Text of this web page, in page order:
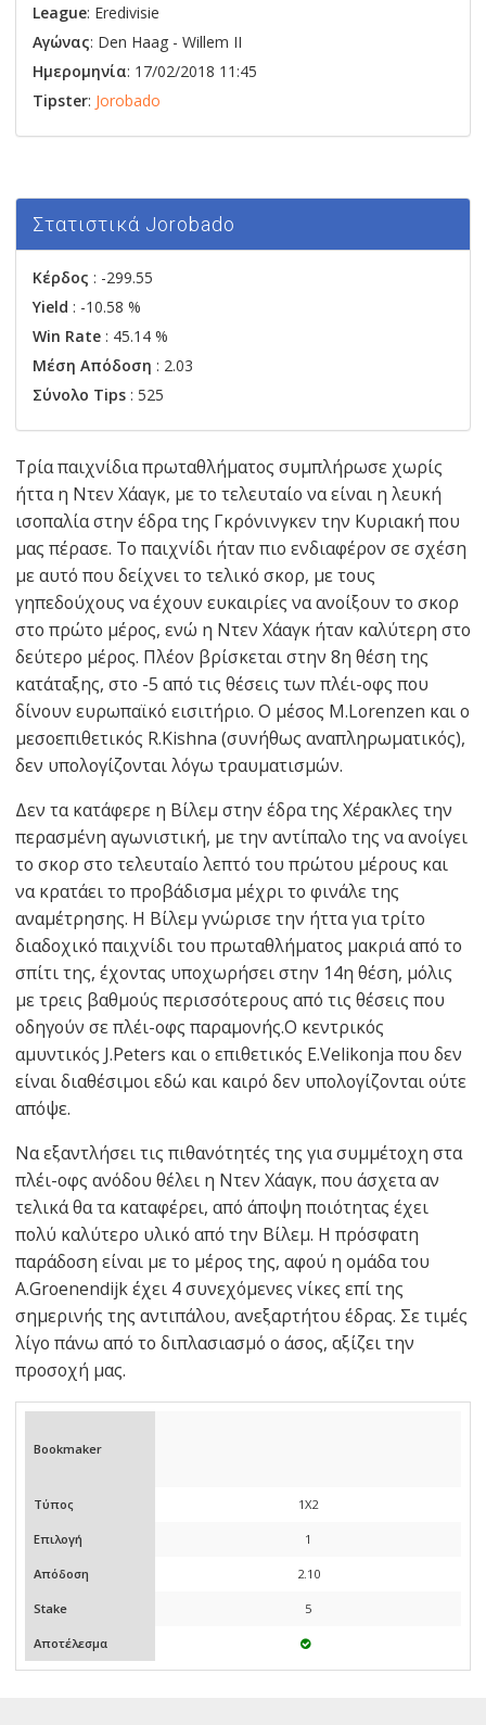
League: Eredivisie
Αγώνας: Den Haag - Willem II
Ημερομηνία: 17/02/2018 11:45
Tipster: Jorobado
Στατιστικά Jorobado
Κέρδος : -299.55
Yield : -10.58 %
Win Rate : 45.14 %
Μέση Απόδοση : 2.03
Σύνολο Tips : 525
Τρία παιχνίδια πρωταθλήματος συμπλήρωσε χωρίς
ήττα η Ντεν Χάαγκ, με το τελευταίο να είναι η λευκή
ισοπαλία στην έδρα της Γκρόνινγκεν την Κυριακή που
μας πέρασε. Το παιχνίδι ήταν πιο ενδιαφέρον σε σχέση
με αυτό που δείχνει το τελικό σκορ, με τους
γηπεδούχους να έχουν ευκαιρίες να ανοίξουν το σκορ
στο πρώτο μέρος, ενώ η Ντεν Χάαγκ ήταν καλύτερη στο
δεύτερο μέρος. Πλέον βρίσκεται στην 8η θέση της
κατάταξης, στο -5 από τις θέσεις των πλέι-οφς που
δίνουν ευρωπαϊκό εισιτήριο. Ο μέσος M.Lorenzen και ο
μεσοεπιθετικός R.Kishna (συνήθως αναπληρωματικός),
δεν υπολογίζονται λόγω τραυματισμών.
Δεν τα κατάφερε η Βίλεμ στην έδρα της Χέρακλες την
περασμένη αγωνιστική, με την αντίπαλο της να ανοίγει
το σκορ στο τελευταίο λεπτό του πρώτου μέρους και
να κρατάει το προβάδισμα μέχρι το φινάλε της
αναμέτρησης. Η Βίλεμ γνώρισε την ήττα για τρίτο
διαδοχικό παιχνίδι του πρωταθλήματος μακριά από το
σπίτι της, έχοντας υποχωρήσει στην 14η θέση, μόλις
με τρεις βαθμούς περισσότερους από τις θέσεις που
οδηγούν σε πλέι-οφς παραμονής.Ο κεντρικός
αμυντικός J.Peters και ο επιθετικός E.Velikonja που δεν
είναι διαθέσιμοι εδώ και καιρό δεν υπολογίζονται ούτε
απόψε.
Να εξαντλήσει τις πιθανότητές της για συμμέτοχη στα
πλέι-οφς ανόδου θέλει η Ντεν Χάαγκ, που άσχετα αν
τελικά θα τα καταφέρει, από άποψη ποιότητας έχει
πολύ καλύτερο υλικό από την Βίλεμ. Η πρόσφατη
παράδοση είναι με το μέρος της, αφού η ομάδα του
A.Groenendijk έχει 4 συνεχόμενες νίκες επί της
σημερινής της αντιπάλου, ανεξαρτήτου έδρας. Σε τιμές
λίγο πάνω από το διπλασιασμό ο άσος, αξίζει την
προσοχή μας.
Bookmaker
Τύπος 1X2
Επιλογή 1
Απόδοση 2.10
Stake 5
Αποτέλεσμα